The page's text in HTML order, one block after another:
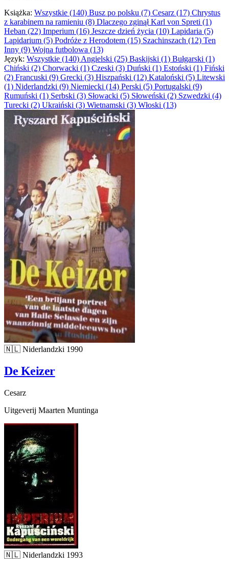
Książka: Wszystkie (140) Busz po polsku (7) Cesarz (17) Chrystus
z karabinem na ramieniu (8) Dlaczego zginął Karl von Spreti (1)
Heban (22) Imperium (16) Jeszcze dzień życia (10) Lapidaria (5)
Lapidarium (5) Podróże z Herodotem (15) Szachinszach (12) Ten
Inny (9) Wojna futbolowa (13)
Język: Wszystkie (140) Angielski (25) Baskijski (1) Bułgarski (1)
Chiński (2) Chorwacki (1) Czeski (3) Duński (1) Estoński (1) Fiński
(2) Francuski (9) Grecki (3) Hiszpański (12) Kataloński (5) Litewski
(1) Niderlandzki (9) Niemiecki (14) Perski (5) Portugalski (9)
Rumuński (1) Serbski (3) Słowacki (5) Słoweński (2) Szwedzki (4)
Turecki (2) Ukraiński (3) Wietnamski (3) Włoski (13)
🇳🇱 Niderlandzki 1990
De Keizer
Cesarz
Uitgeverij Maarten Muntinga
🇳🇱 Niderlandzki 1993